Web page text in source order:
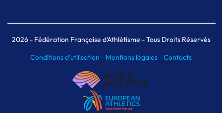
Meeting de Paris indoor
MAIF Ekiden de Paris
2026- Fédération Française d'Athlétisme - Tous Droits Réservés
Conditions d'utilisation - Mentions légales -Contacts